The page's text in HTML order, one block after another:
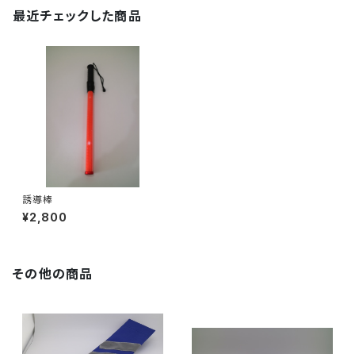
最近チェックした商品
誘導棒
¥2,800
その他の商品